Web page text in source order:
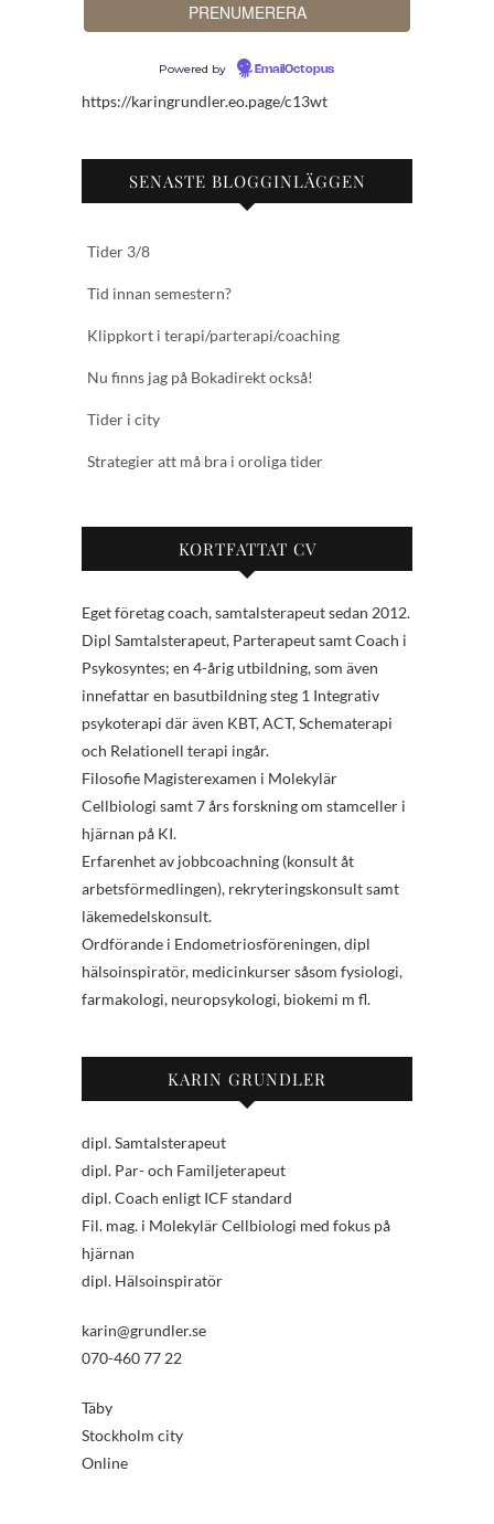
Powered by EmailOctopus
https://karingrundler.eo.page/c13wt
SENASTE BLOGGINLÄGGEN
Tider 3/8
Tid innan semestern?
Klippkort i terapi/parterapi/coaching
Nu finns jag på Bokadirekt också!
Tider i city
Strategier att må bra i oroliga tider
KORTFATTAT CV
Eget företag coach, samtalsterapeut sedan 2012.
Dipl Samtalsterapeut, Parterapeut samt Coach i
Psykosyntes; en 4-årig utbildning, som även
innefattar en basutbildning steg 1 Integrativ
psykoterapi där även KBT, ACT, Schematerapi
och Relationell terapi ingår.
Filosofie Magisterexamen i Molekylär
Cellbiologi samt 7 års forskning om stamceller i
hjärnan på KI.
Erfarenhet av jobbcoachning (konsult åt
arbetsförmedlingen), rekryteringskonsult samt
läkemedelskonsult.
Ordförande i Endometriosföreningen, dipl
hälsoinspiratör, medicinkurser såsom fysiologi,
farmakologi, neuropsykologi, biokemi m fl.
KARIN GRUNDLER
dipl. Samtalsterapeut
dipl. Par- och Familjeterapeut
dipl. Coach enligt ICF standard
Fil. mag. i Molekylär Cellbiologi med fokus på
hjärnan
dipl. Hälsoinspiratör
karin@grundler.se
070-460 77 22
Täby
Stockholm city
Online